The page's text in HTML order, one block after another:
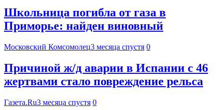
Школьница погибла от газа в
Приморье: найден виновный
Московский Комсомолец3 месяца спустя 0
Причиной ж/д аварии в Испании с 46
жертвами стало повреждение рельса
Газета.Ru3 месяца спустя 0